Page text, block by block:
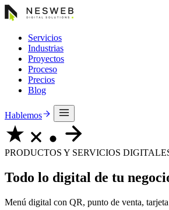
Servicios
Industrias
Proyectos
Proceso
Precios
Blog
Hablemos
PRODUCTOS Y SERVICIOS
Todo lo digital de tu
Menú digital con QR, punto de venta,